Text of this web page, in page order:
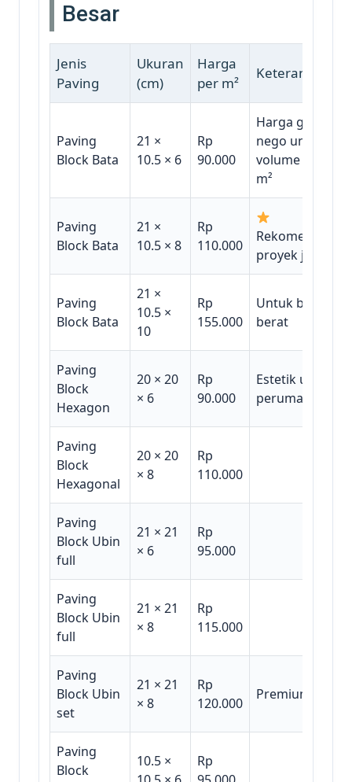
Besar
Jenis
Paving
Ukuran
(cm)
Harga
per m²
Keterangan
Paving
Block Bata
21 ×
10.5 × 6
Rp
90.000
Harga grosir
nego untuk
volume >500
m²
Paving
Block Bata
21 ×
10.5 × 8
Rp
110.000
Rekomendasi
proyek jalan
Paving
Block Bata
21 ×
10.5 ×
10
Rp
155.000
Untuk beban
berat
Paving
Block
Hexagon
20 × 20
× 6
Rp
90.000
Estetik untuk
perumahan
Paving
Block
Hexagonal
20 × 20
× 8
Rp
110.000
Paving
Block Ubin
full
21 × 21
× 6
Rp
95.000
Paving
Block Ubin
full
21 × 21
× 8
Rp
115.000
Paving
Block Ubin
set
21 × 21
× 8
Rp
120.000
Premium
Paving
Block
10.5 ×
Rp